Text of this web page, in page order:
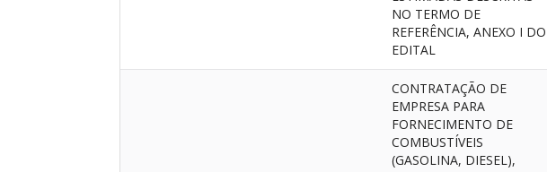
NO TERMO DE
REFERÊNCIA, ANEXO I DO
EDITAL
CONTRATAÇÃO DE
EMPRESA PARA
FORNECIMENTO DE
COMBUSTÍVEIS
(GASOLINA, DIESEL),